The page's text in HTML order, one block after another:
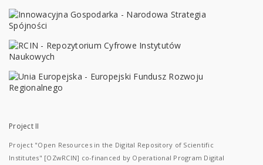
Project II
Project "Open Resources in the Digital Repository of Scientific
Institutes" [OZwRCIN] co-financed by Operational Program Digital